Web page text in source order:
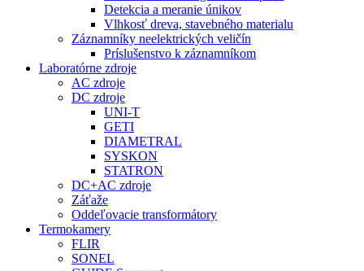
Detekcia a meranie únikov
Vlhkosť dreva, stavebného materialu
Záznamníky neelektrických veličín
Príslušenstvo k záznamníkom
Laboratórne zdroje
AC zdroje
DC zdroje
UNI-T
GETI
DIAMETRAL
SYSKON
STATRON
DC+AC zdroje
Záťaže
Oddeľovacie transformátory
Termokamery
FLIR
SONEL